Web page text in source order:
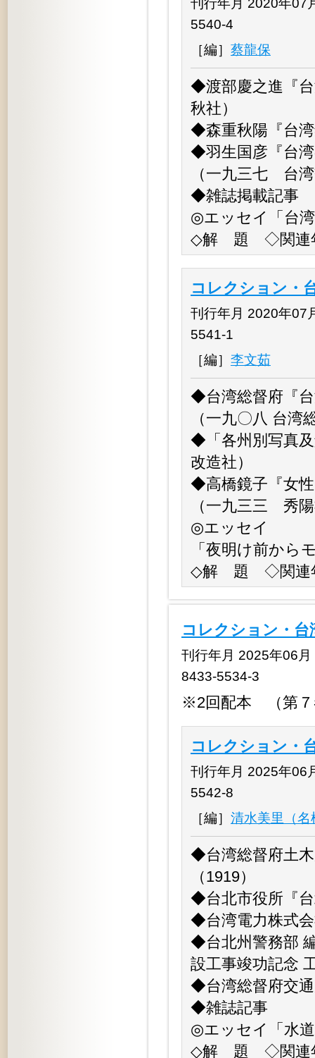
刊行年月 2020年07
5540-4
［編］ 蔡龍保
◆渡部慶之進『
秋社）
◆森重秋陽『台
◆羽生国彦『台
（一九三七 台
◆雑誌掲載記事
◎エッセイ「台
◇解 題 ◇関連
コレクション
刊行年月 2020年07
5541-1
［編］ 李文茹
◆台湾総督府『
（一九〇八 台湾
◆「各州別写真
改造社）
◆高橋鏡子『女
（一九三三 秀
◎エッセイ
「夜明け前から
◇解 題 ◇関連
コレクション・
刊行年月 2025年06
8433-5534-3
※2回配本 （第７
コレクション
刊行年月 2025年06
5542-8
［編］ 清水美里（名
◆台湾総督府土
（1919）
◆台北市役所『
◆台湾電力株式
◆台北州警務部
設工事竣功記念
◆台湾総督府交
◆雑誌記事
◎エッセイ「水
◇解 題 ◇関連